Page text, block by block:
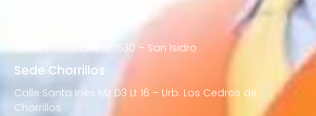
Javier Prado Este N°1530 – San Isidro
Sede Chorrillos
Calle Santa Inés Mz D3 Lt 16 – Urb. Los Cedros de
Chorrillos